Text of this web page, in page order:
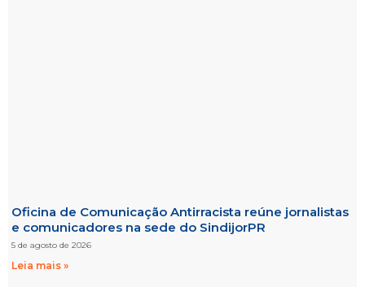
Oficina de Comunicação Antirracista reúne jornalistas
e comunicadores na sede do SindijorPR
5 de agosto de 2026
Leia mais »